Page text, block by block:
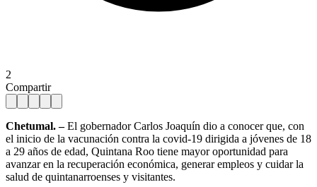
2
Compartir
Chetumal. –El gobernador Carlos Joaquín dio a conocer que, con
el inicio de la vacunación contra la covid-19 dirigida a jóvenes de 18
a 29 años de edad, Quintana Roo tiene mayor oportunidad para
avanzar en la recuperación económica, generar empleos y cuidar la
salud de quintanarroenses y visitantes.